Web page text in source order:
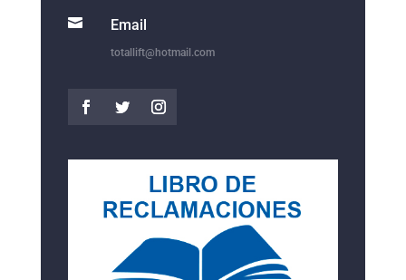
 Email
totallift@hotmail.com